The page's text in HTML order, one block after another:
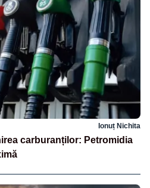
Ionuț Nichita
carburanților: Petromidia